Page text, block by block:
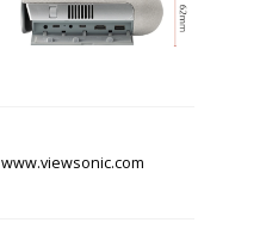
www.viewsonic.com